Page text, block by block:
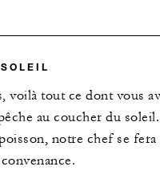
voilà tout ce dont vous
au coucher du
notre chef se fera